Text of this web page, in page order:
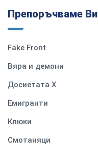
Препоръчваме Ви
Fake Front
Вяра и демони
Досиетата Х
Емигранти
Клюки
Смотаняци